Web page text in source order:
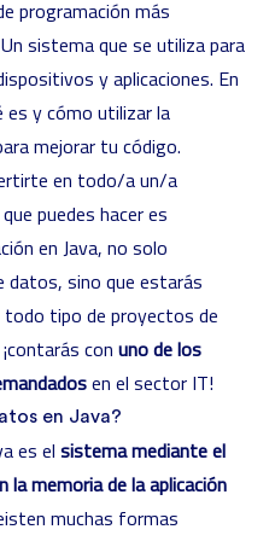
programación más
sistema que se utiliza para
y aplicaciones. En
es y cómo utilizar la
mejorar tu código.
en todo/a un/a
puedes hacer es
en Java, no solo
datos, sino que estarás
tipo de proyectos de
con uno de los
en el sector IT!
en Java?
es el sistema mediante el
la memoria de la aplicación
muchas formas